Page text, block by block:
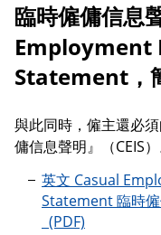
臨時僱傭信息
Statement，
與此同時，僱主還必
傭信息聲明』（CEIS）
英文 Casual
Statement 臨時
英文 Casual